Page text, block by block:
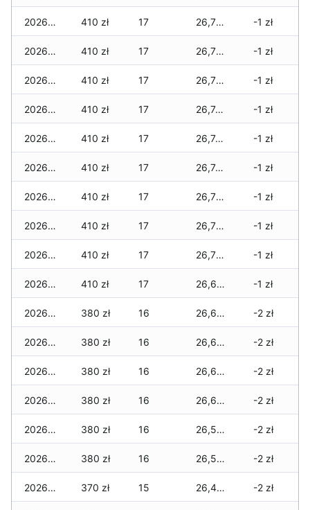
2026-04-24 410 zł 17 26,790 zł -1 zł
2026-04-23 410 zł 17 26,790 zł -1 zł
2026-04-22 410 zł 17 26,790 zł -1 zł
2026-04-21 410 zł 17 26,740 zł -1 zł
2026-04-20 410 zł 17 26,740 zł -1 zł
2026-04-19 410 zł 17 26,740 zł -1 zł
2026-04-18 410 zł 17 26,710 zł -1 zł
2026-04-17 410 zł 17 26,710 zł -1 zł
2026-04-16 410 zł 17 26,710 zł -1 zł
2026-04-15 410 zł 17 26,660 zł -1 zł
2026-04-14 380 zł 16 26,630 zł -2 zł
2026-04-13 380 zł 16 26,630 zł -2 zł
2026-04-12 380 zł 16 26,630 zł -2 zł
2026-04-11 380 zł 16 26,630 zł -2 zł
2026-04-10 380 zł 16 26,570 zł -2 zł
2026-04-09 380 zł 16 26,510 zł -2 zł
2026-04-08 370 zł 15 26,470 zł -2 zł